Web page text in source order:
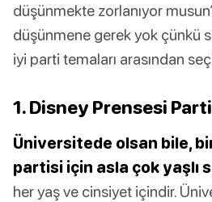
düşünmekte zorlanıyor
düşünmene gerek yok çünkü
iyi parti temaları arasından
1. Disney Prensesi Parti
Üniversitede olsan bile,
partisi için asla çok yaşlı
her yaş ve cinsiyet içindir.